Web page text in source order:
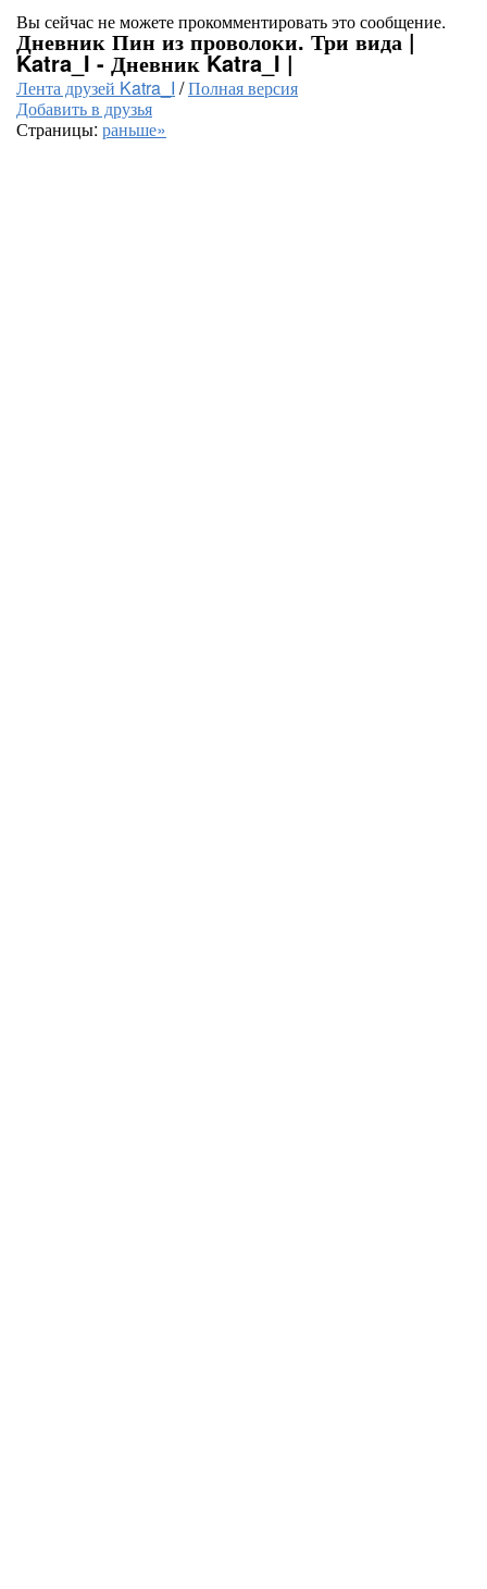
Вы сейчас не можете прокомментировать это сообщение.
Дневник Пин из проволоки. Три вида |
Katra_I - Дневник Katra_I |
Лента друзей Katra_I /Полная версия
Добавить в друзья
Страницы: раньше»